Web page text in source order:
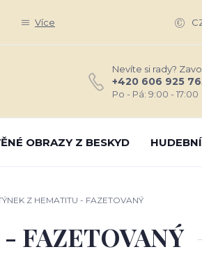
Více
Nevíte si rady?
+420 606 925
Po - Pá: 9:00 - 17:00
OBRAZY Z BESKYD
Z HEMATITU - FAZETOVANÝ
FAZETOVANÝ